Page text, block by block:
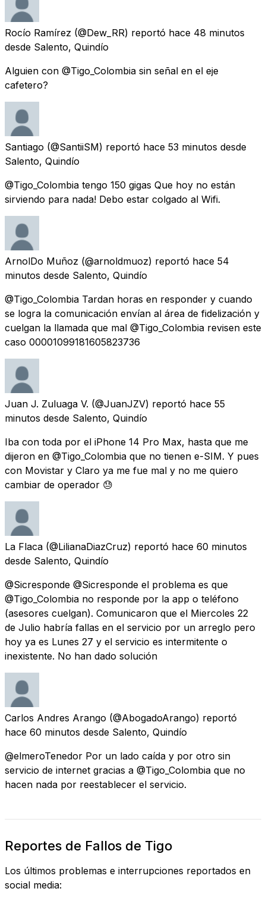
Rocío Ramírez (@Dew_RR) reportó hace 48 minutos
desde Salento, Quindío
Alguien con @Tigo_Colombia sin señal en el eje
cafetero?
Santiago (@SantiiSM) reportó hace 53 minutos desde
Salento, Quindío
@Tigo_Colombia tengo 150 gigas Que hoy no están
sirviendo para nada! Debo estar colgado al Wifi.
ArnolDo Muñoz (@arnoldmuoz) reportó hace 54
minutos desde Salento, Quindío
@Tigo_Colombia Tardan horas en responder y cuando
se logra la comunicación envían al área de fidelización y
cuelgan la llamada que mal @Tigo_Colombia revisen este
caso 00001099181605823736
Juan J. Zuluaga V. (@JuanJZV) reportó hace 55
minutos desde Salento, Quindío
Iba con toda por el iPhone 14 Pro Max, hasta que me
dijeron en @Tigo_Colombia que no tienen e-SIM. Y pues
con Movistar y Claro ya me fue mal y no me quiero
cambiar de operador 😓
La Flaca (@LilianaDiazCruz) reportó hace 60 minutos
desde Salento, Quindío
@Sicresponde @Sicresponde el problema es que
@Tigo_Colombia no responde por la app o teléfono
(asesores cuelgan). Comunicaron que el Miercoles 22
de Julio habría fallas en el servicio por un arreglo pero
hoy ya es Lunes 27 y el servicio es intermitente o
inexistente. No han dado solución
Carlos Andres Arango (@AbogadoArango) reportó
hace 60 minutos desde Salento, Quindío
@elmeroTenedor Por un lado caída y por otro sin
servicio de internet gracias a @Tigo_Colombia que no
hacen nada por reestablecer el servicio.
Reportes de Fallos de Tigo
Los últimos problemas e interrupciones reportados en
social media: